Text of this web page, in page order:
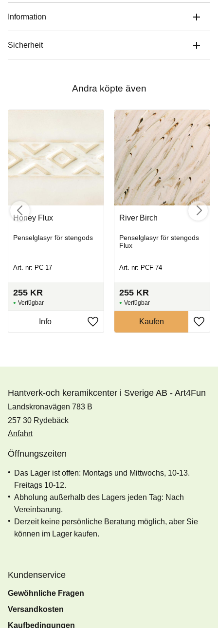
Information
Sicherheit
Andra köpte även
Honey Flux
Penselglasyr för stengods
Art. nr: PC-17
255 KR
River Birch
Penselglasyr för stengods
Flux
Art. nr: PCF-74
255 KR
Hantverk-och keramikcenter i Sverige AB - Art4Fun
Landskronavägen 783 B
257 30 Rydebäck
Anfahrt
Öffnungszeiten
Das Lager ist offen: Montags und Mittwochs, 10-13.
Freitags 10-12.
Abholung außerhalb des Lagers jeden Tag: Nach
Vereinbarung.
Derzeit keine persönliche Beratung möglich, aber Sie
können im Lager kaufen.
Kundenservice
Gewöhnliche Fragen
Versandkosten
Kaufbedingungen